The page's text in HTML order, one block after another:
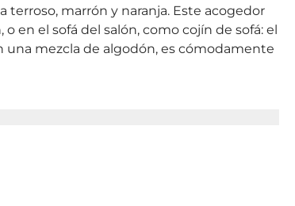
marrón y naranja. Este acogedor
en el sofá del salón, como cojín de sofá: el
una mezcla de algodón, es cómodamente